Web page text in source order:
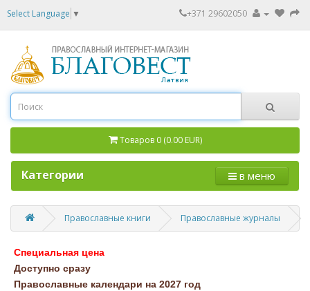
Select Language ▼ +371 29602050
Товаров 0 (0.00 EUR)
Категории в меню
Православные книги Православные журналы
Специальная цена
Доступно сразу
Православные календари на 2027 год